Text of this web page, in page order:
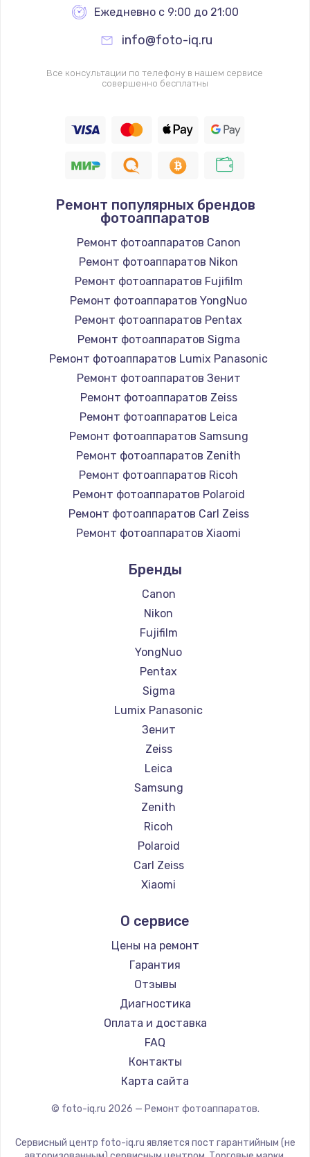
Ежедневно с 9:00 до 21:00
info@foto-iq.ru
Все консультации по телефону в нашем сервисе
совершенно бесплатны
Ремонт популярных брендов
фотоаппаратов
Ремонт фотоаппаратов Canon
Ремонт фотоаппаратов Nikon
Ремонт фотоаппаратов Fujifilm
Ремонт фотоаппаратов YongNuo
Ремонт фотоаппаратов Pentax
Ремонт фотоаппаратов Sigma
Ремонт фотоаппаратов Lumix Panasonic
Ремонт фотоаппаратов Зенит
Ремонт фотоаппаратов Zeiss
Ремонт фотоаппаратов Leica
Ремонт фотоаппаратов Samsung
Ремонт фотоаппаратов Zenith
Ремонт фотоаппаратов Ricoh
Ремонт фотоаппаратов Polaroid
Ремонт фотоаппаратов Carl Zeiss
Ремонт фотоаппаратов Xiaomi
Ремонт фотоаппаратов Kodak
Ремонт фотоаппаратов Blackmagic
Бренды
Canon
Nikon
Fujifilm
YongNuo
Pentax
Sigma
Lumix Panasonic
Зенит
Zeiss
Leica
Samsung
Zenith
Ricoh
Polaroid
Carl Zeiss
Xiaomi
Kodak
Blackmagic
О сервисе
Цены на ремонт
Гарантия
Отзывы
Диагностика
Оплата и доставка
FAQ
Контакты
Карта сайта
© foto-iq.ru 2026 — Ремонт фотоаппаратов.
Сервисный центр foto-iq.ru является пост гарантийным (не